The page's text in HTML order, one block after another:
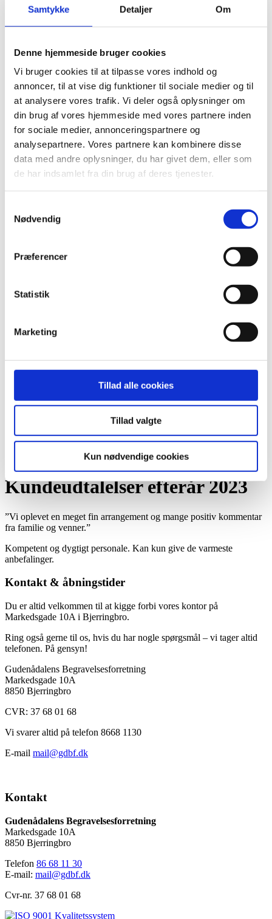
Samtykke Detaljer Om
Denne hjemmeside bruger cookies
Vi bruger cookies til at tilpasse vores indhold og
annoncer, til at vise dig funktioner til sociale medier og til
at analysere vores trafik. Vi deler også oplysninger om
din brug af vores hjemmeside med vores partnere inden
for sociale medier, annonceringspartnere og
analysepartnere. Vores partnere kan kombinere disse
data med andre oplysninger, du har givet dem, eller som
de har indsamlet fra din brug af deres tjenester.
Nødvendig
Præferencer
Statistik
Marketing
Tillad alle cookies
Tillad valgte
Kun nødvendige cookies
Tilfredshedsundersøgelse
Mindestue
Bjerringbro
Rødkærsbro
Langå
Thorsø
Hammel
Gjern
Favrskov
Sønderbro
Hjermind
Bjerring
Tange
Ålum
Lee
Forside -
2025
2024
2022
2021
Arkiv
Sommer
Kundeudtalelser efterår 2023
”Vi oplevet en meget fin arrangement og mange positiv kommentar
fra familie og venner.”
Kompetent og dygtigt personale. Kan kun give de varmeste
anbefalinger.
Kontakt & åbningstider
Du er altid velkommen til at kigge forbi vores kontor på
Markedsgade 10A i Bjerringbro.
Ring også gerne til os, hvis du har nogle spørgsmål – vi tager altid
telefonen. På gensyn!
Gudenådalens Begravelsesforretning
Markedsgade 10A
8850 Bjerringbro
CVR: 37 68 01 68
Vi svarer altid på telefon 8668 1130
E-mail mail@gdbf.dk
Kontakt
Gudenådalens Begravelsesforretning
Markedsgade 10A
8850 Bjerringbro
Telefon 86 68 11 30
E-mail: mail@gdbf.dk
Cvr-nr. 37 68 01 68